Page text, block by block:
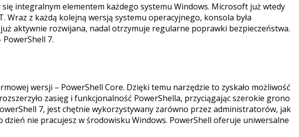
integralnym elementem każdego systemu Windows. Microsoft już wtedy
Wraz z każdą kolejną wersją systemu operacyjnego, konsola była
aktywnie rozwijana, nadal otrzymuje regularne poprawki bezpieczeństwa.
7.
wersji – PowerShell Core. Dzięki temu narzędzie to zyskało możliwość
zasięg i funkcjonalność PowerShella, przyciągając szerokie grono
7, jest chętnie wykorzystywany zarówno przez administratorów, jak
nie pracujesz w środowisku Windows. PowerShell oferuje uniwersalne